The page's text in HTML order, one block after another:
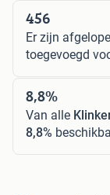
456
Er zijn
toegevoegd
8,8%
Van alle
8,8%